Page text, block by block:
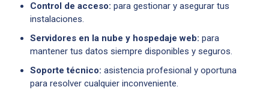
Control de acceso: para gestionar y asegurar tus
instalaciones.
Servidores en la nube y hospedaje web: para
mantener tus datos siempre disponibles y seguros.
Soporte técnico: asistencia profesional y oportuna
para resolver cualquier inconveniente.